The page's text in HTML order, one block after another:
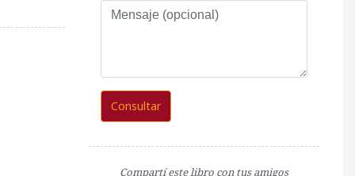
Mensaje
Consultar
Compartí este libro con tus amigos